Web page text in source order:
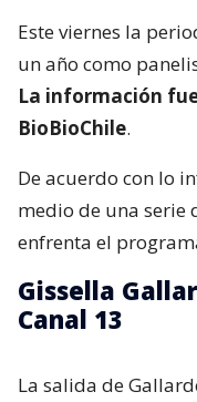
Este viernes la
un año como
La información
BioBioChile.
De acuerdo con lo
medio de una serie
enfrenta el
Gissella
Canal 13
La salida de